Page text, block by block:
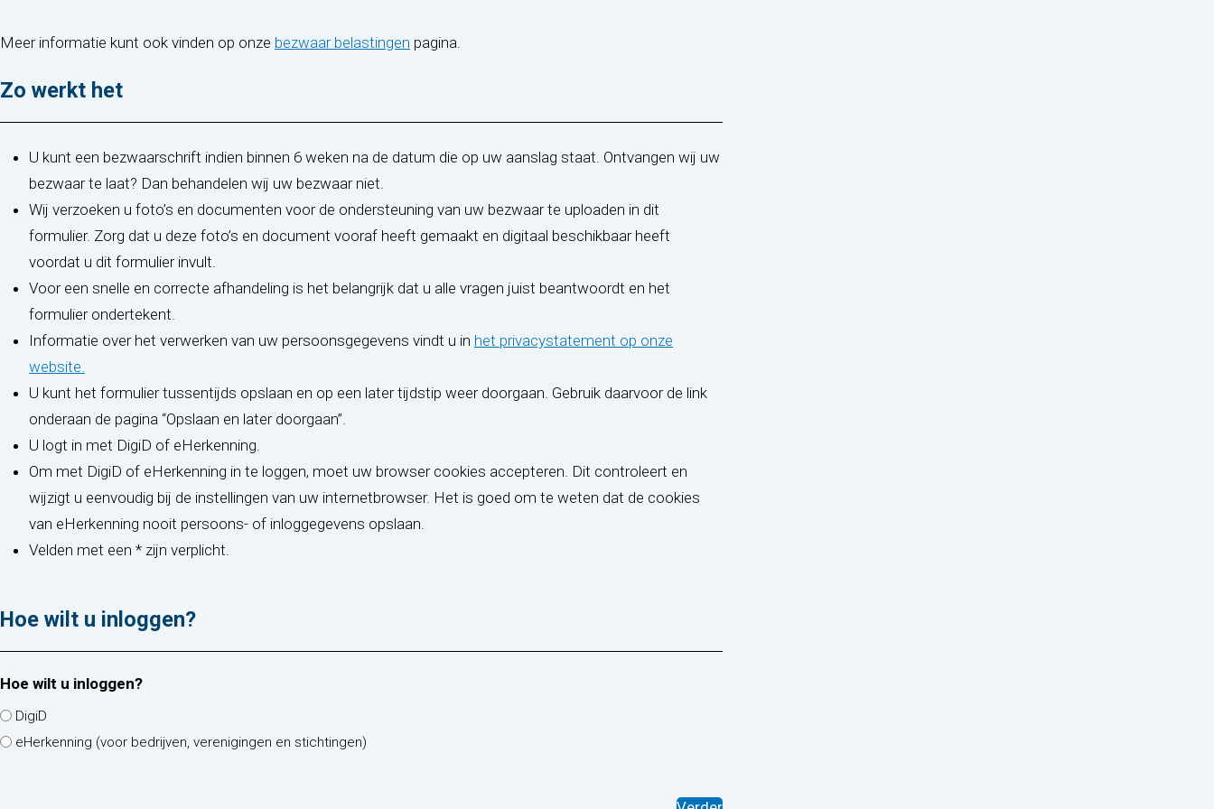
Meer informatie kunt ook vinden op onze bezwaar belastingen (opent in nieuw tabblad)
pagina.
Zo werkt het
U kunt een bezwaarschrift indien binnen 6 weken na de datum die op uw aanslag staat. Ontvangen wij uw
bezwaar te laat? Dan behandelen wij uw bezwaar niet.
Wij verzoeken u foto’s en documenten voor de ondersteuning van uw bezwaar te uploaden in dit
formulier. Zorg dat u deze foto’s en document vooraf heeft gemaakt en digitaal beschikbaar heeft
voordat u dit formulier invult.
Voor een snelle en correcte afhandeling is het belangrijk dat u alle vragen juist beantwoordt en het
formulier ondertekent.
Informatie over het verwerken van uw persoonsgegevens vindt u in het privacystatement op onze
website.
U kunt het formulier tussentijds opslaan en op een later tijdstip weer doorgaan. Gebruik daarvoor de link
onderaan de pagina “Opslaan en later doorgaan”.
U logt in met DigiD of eHerkenning.
Om met DigiD of eHerkenning in te loggen, moet uw browser cookies accepteren. Dit controleert en
wijzigt u eenvoudig bij de instellingen van uw internetbrowser. Het is goed om te weten dat de cookies
van eHerkenning nooit persoons- of inloggegevens opslaan.
Velden met een * zijn verplicht.
Hoe wilt u inloggen?
Hoe wilt u inloggen?
DigiD
eHerkenning (voor bedrijven, verenigingen en stichtingen)